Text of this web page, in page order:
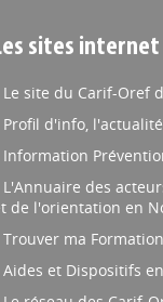
sites
Le site du Carif-Oref
Profil d'info,
Information
L'Annuaire des
de l'orientation en
Trouver ma
Aides et Dispositifs